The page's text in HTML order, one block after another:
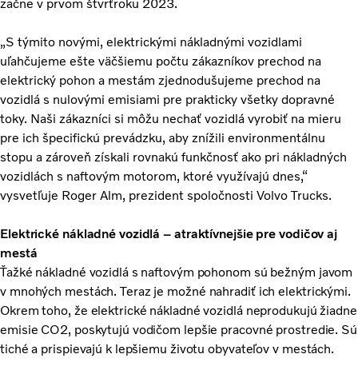
začne v prvom štvrťroku 2023.
„S týmito novými, elektrickými nákladnými vozidlami
uľahčujeme ešte väčšiemu počtu zákazníkov prechod na
elektrický pohon a mestám zjednodušujeme prechod na
vozidlá s nulovými emisiami pre prakticky všetky dopravné
toky. Naši zákazníci si môžu nechať vozidlá vyrobiť na mieru
pre ich špecifickú prevádzku, aby znížili environmentálnu
stopu a zároveň získali rovnakú funkčnosť ako pri nákladných
vozidlách s naftovým motorom, ktoré využívajú dnes,“
vysvetľuje Roger Alm, prezident spoločnosti Volvo Trucks.
Elektrické nákladné vozidlá – atraktívnejšie pre vodičov aj
mestá
Ťažké nákladné vozidlá s naftovým pohonom sú bežným javom
v mnohých mestách. Teraz je možné nahradiť ich elektrickými.
Okrem toho, že elektrické nákladné vozidlá neprodukujú žiadne
emisie CO2, poskytujú vodičom lepšie pracovné prostredie. Sú
tiché a prispievajú k lepšiemu životu obyvateľov v mestách.